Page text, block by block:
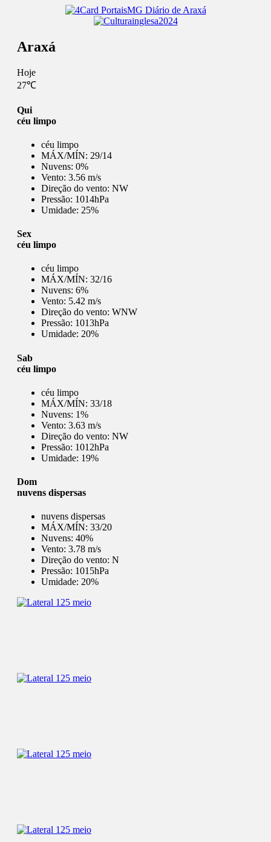
Araxá
Hoje
27℃
Qui
céu limpo
céu limpo
MÁX/MÍN: 29/14
Nuvens: 0%
Vento: 3.56 m/s
Direção do vento: NW
Pressão: 1014hPa
Umidade: 25%
Sex
céu limpo
céu limpo
MÁX/MÍN: 32/16
Nuvens: 6%
Vento: 5.42 m/s
Direção do vento: WNW
Pressão: 1013hPa
Umidade: 20%
Sab
céu limpo
céu limpo
MÁX/MÍN: 33/18
Nuvens: 1%
Vento: 3.63 m/s
Direção do vento: NW
Pressão: 1012hPa
Umidade: 19%
Dom
nuvens dispersas
nuvens dispersas
MÁX/MÍN: 33/20
Nuvens: 40%
Vento: 3.78 m/s
Direção do vento: N
Pressão: 1015hPa
Umidade: 20%